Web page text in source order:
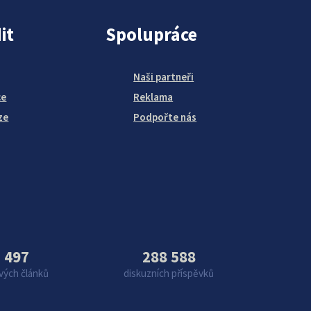
Spolupráce
Naši partneři
Reklama
Podpořte nás
497
článků
288 588
diskuzních příspěvků